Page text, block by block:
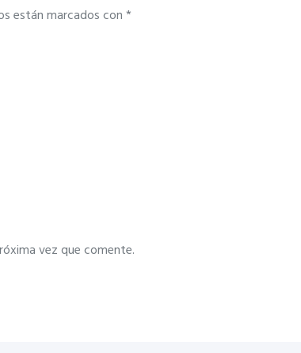
están marcados con*
vez que comente.